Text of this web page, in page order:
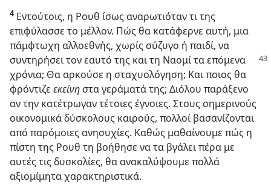
4Εντούτοις, η Ρουθ ίσως αναρωτιόταν τι της
επιφύλασσε το μέλλον. Πώς θα κατάφερνε αυτή, μια
πάμφτωχη αλλοεθνής, χωρίς σύζυγο ή παιδί, να
συντηρήσει τον εαυτό της και τη Ναομί τα επόμενα
χρόνια; Θα αρκούσε η σταχυολόγηση; Και ποιος θα
φρόντιζε εκείνη στα γεράματά της; Διόλου παράξενο
αν την κατέτρωγαν τέτοιες έγνοιες. Στους σημερινούς
οικονομικά δύσκολους καιρούς, πολλοί βασανίζονται
από παρόμοιες ανησυχίες. Καθώς μαθαίνουμε πώς η
πίστη της Ρουθ τη βοήθησε να τα βγάλει πέρα με
αυτές τις δυσκολίες, θα ανακαλύψουμε πολλά
αξιομίμητα χαρακτηριστικά.